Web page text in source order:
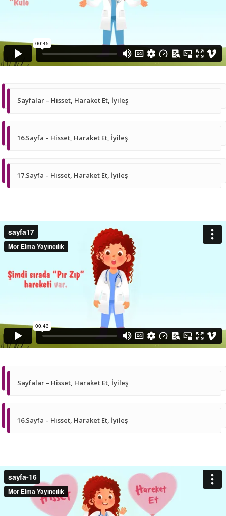
Sayfalar – Hisset, Haraket Et, İyileş
16.Sayfa – Hisset, Haraket Et, İyileş
17.Sayfa – Hisset, Haraket Et, İyileş
Sayfalar – Hisset, Haraket Et, İyileş
16.Sayfa – Hisset, Haraket Et, İyileş